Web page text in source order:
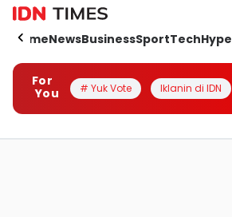
HomeNewsBusinessSportTechHype
For
You
# Yuk Vote Iklanin di IDN